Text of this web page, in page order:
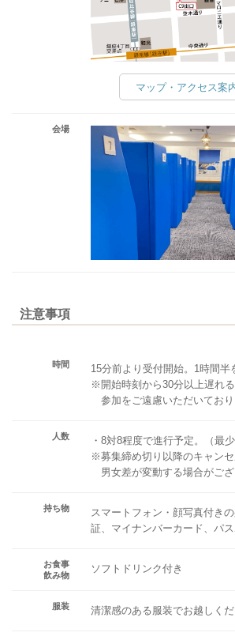
マップ・アクセス案
会場
注意事項
時間
15分前より受付開始。1時間半
※開始時刻から30分以上遅れ
参加をご遠慮いただいており
人数
・8対8程度で進行予定。（最
※募集締め切り以降のキャン
男女差が変動する場合がござ
持ち物
スマートフォン・顔写真付き
証、マイナンバーカード、パス
お食事
飲み物
ソフトドリンク付き
服装 清潔感のある服装でお越しくだ